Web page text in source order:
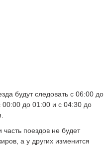
будут следовать с 06:00 до
до 01:00 и с 04:30 до
поездов не будет
а у других изменится